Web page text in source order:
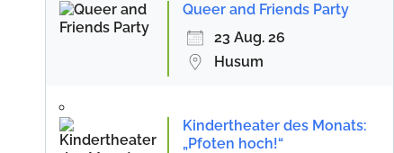
Queer and Friends Party
23 Aug. 26
Husum
Kindertheater des Monats:
„Pfoten hoch!“